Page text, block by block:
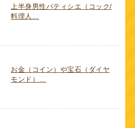
上半身男性パティシエ（コック/
料理人…
お金（コイン）や宝石（ダイヤ
モンド）…